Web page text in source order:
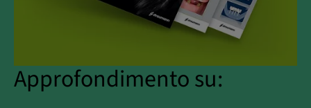
Approfondimento su: